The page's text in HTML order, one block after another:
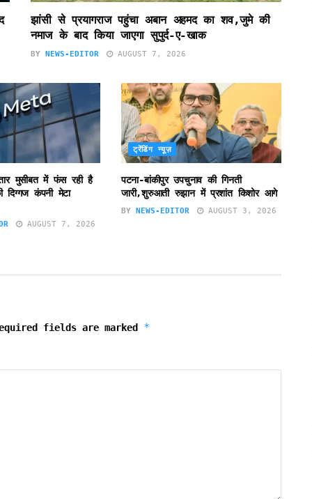
झांसी से प्रयागराज पहुंचा अबान अहमद का शव,जुमे की
नमाज के बाद किया जाएगा सुपुर्द-ए-खाक
BY NEWS-EDITOR AUGUST 7, 2026
मुसीबत में फंस रही है
दिग्गज कंपनी मेटा
AUGUST 7, 2026
ट्रेंडिंग न्यूज़
पटना-बांकीपुर उपचुनाव की गिनती
जारी,शुरुआती रुझान में प्रशांत किशोर आगे
BY NEWS-EDITOR AUGUST 3, 2026
fields are marked *